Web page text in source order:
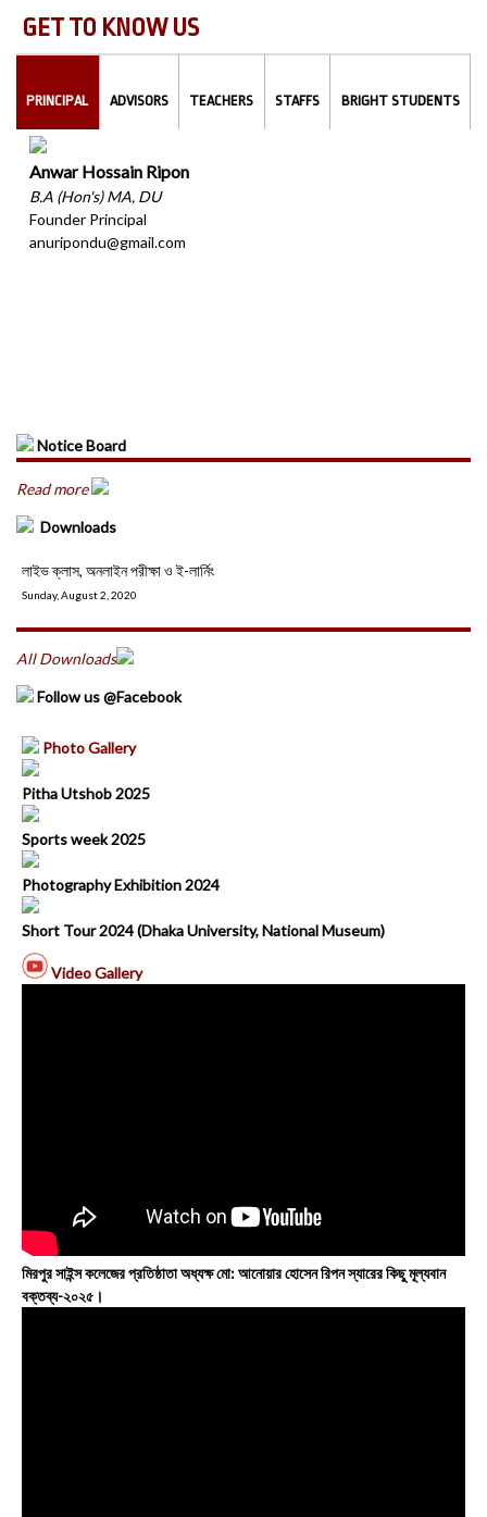
GET TO KNOW US
PRINCIPAL ADVISORS TEACHERS STAFFS BRIGHT STUDENTS
Anwar Hossain Ripon
B.A (Hon's) MA, DU
Founder Principal
anuripondu@gmail.com
Notice Board
Read more
Downloads
লাইভ ক্লাস, অনলাইন পরীক্ষা ও ই-লার্নিং
Sunday, August 2, 2020
All Downloads
Follow us @Facebook
Photo Gallery
Pitha Utshob 2025
Sports week 2025
Photography Exhibition 2024
Short Tour 2024 (Dhaka University, National Museum)
Video Gallery
মিরপুর সাইন্স কলেজের প্রতিষ্ঠাতা অধ্যক্ষ মো: আনোয়ার হোসেন রিপন স্যারের কিছু মূল্যবান
বক্তব্য-২০২৫।